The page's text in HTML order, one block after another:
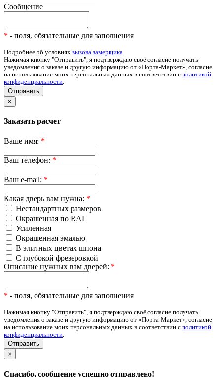
Сообщение
* - поля, обязательные для заполнения
Подробнее об условиях вызова замерщика.
Нажимая кнопку "Отправить", я подтверждаю своё согласие получать
уведомления о заказе и другую информацию от «Порта-Маркет», согласие
на использование моих персональных данных в соответствии с политикой
конфиденциальности.
Отправить
×
Заказать расчет
Ваше имя: *
Ваш телефон: *
Ваш e-mail: *
Какая дверь вам нужна: *
Нестандартных размеров
Окрашенная по RAL
Усиленная
Окрашенная эмалью
В элитных цветах шпона
С глубокой фрезеровкой
Описание нужных вам дверей: *
* - поля, обязательные для заполнения
Нажимая кнопку "Отправить", я подтверждаю своё согласие получать
уведомления о заказе и другую информацию от «Порта-Маркет», согласие
на использование моих персональных данных в соответствии с политикой
конфиденциальности
×
Спасибо, сообщение успешно отправлено!